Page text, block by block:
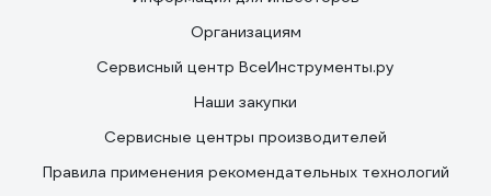
Организациям
Сервисный центр ВсеИнструменты.ру
Наши закупки
Сервисные центры производителей
Правила применения рекомендательных технологий